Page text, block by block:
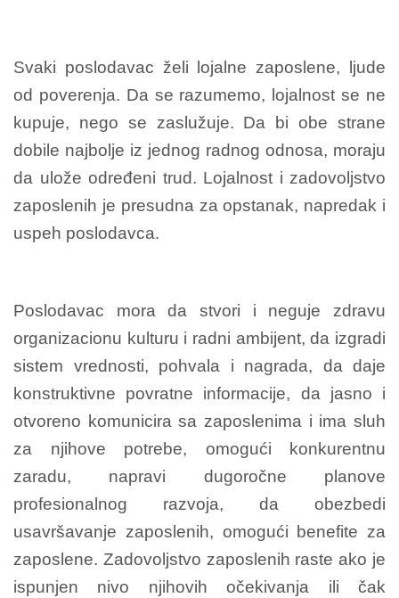
Svaki poslodavac želi lojalne zaposlene, ljude
od poverenja. Da se razumemo, lojalnost se ne
kupuje, nego se zaslužuje. Da bi obe strane
dobile najbolje iz jednog radnog odnosa, moraju
da ulože određeni trud. Lojalnost i zadovoljstvo
zaposlenih je presudna za opstanak, napredak i
uspeh poslodavca.
Poslodavac mora da stvori i neguje zdravu
organizacionu kulturu i radni ambijent, da izgradi
sistem vrednosti, pohvala i nagrada, da daje
konstruktivne povratne informacije, da jasno i
otvoreno komunicira sa zaposlenima i ima sluh
za njihove potrebe, omogući konkurentnu
zaradu, napravi dugoročne planove
profesionalnog razvoja, da obezbedi
usavršavanje zaposlenih, omogući benefite za
zaposlene. Zadovoljstvo zaposlenih raste ako je
ispunjen nivo njihovih očekivanja ili čak